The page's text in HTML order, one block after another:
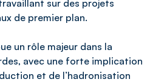
sur des projets
de premier plan.
un rôle majeur dans la
avec une forte implication
et de l’hadronisation